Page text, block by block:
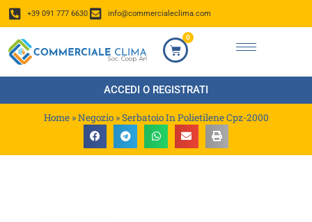
+39 091 777 6630 info@commercialeclima.com
0
ACCEDI O REGISTRATI
Home»Negozio»Serbatoio In Polietilene Cpz-2000